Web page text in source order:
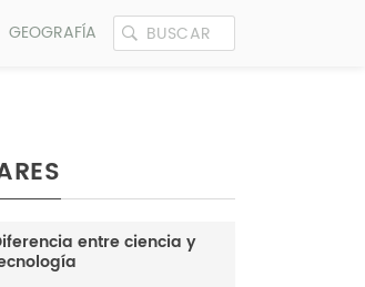
GEOGRAFÍA
entre ciencia y